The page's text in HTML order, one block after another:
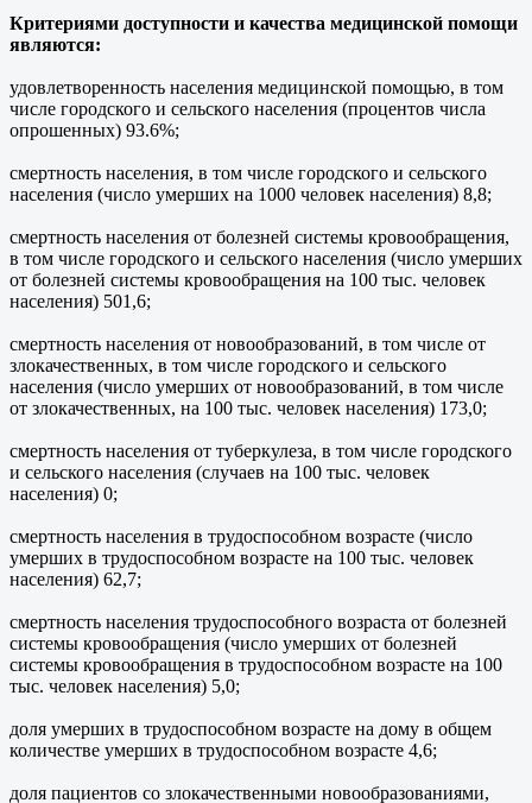
Критериями доступности и качества медицинской помощи
являются:
удовлетворенность населения медицинской помощью, в том
числе городского и сельского населения (процентов числа
опрошенных) 93.6%;
смертность населения, в том числе городского и сельского
населения (число умерших на 1000 человек населения) 8,8;
смертность населения от болезней системы кровообращения,
в том числе городского и сельского населения (число умерших
от болезней системы кровообращения на 100 тыс. человек
населения) 501,6;
смертность населения от новообразований, в том числе от
злокачественных, в том числе городского и сельского
населения (число умерших от новообразований, в том числе
от злокачественных, на 100 тыс. человек населения) 173,0;
смертность населения от туберкулеза, в том числе городского
и сельского населения (случаев на 100 тыс. человек
населения) 0;
смертность населения в трудоспособном возрасте (число
умерших в трудоспособном возрасте на 100 тыс. человек
населения) 62,7;
смертность населения трудоспособного возраста от болезней
системы кровообращения (число умерших от болезней
системы кровообращения в трудоспособном возрасте на 100
тыс. человек населения) 5,0;
доля умерших в трудоспособном возрасте на дому в общем
количестве умерших в трудоспособном возрасте 4,6;
доля пациентов со злокачественными новообразованиями,